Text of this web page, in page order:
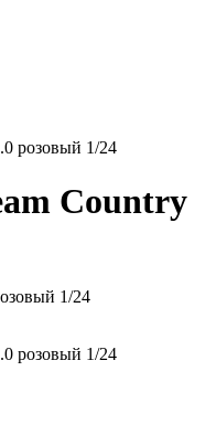
розовый 1/24
Country
розовый 1/24